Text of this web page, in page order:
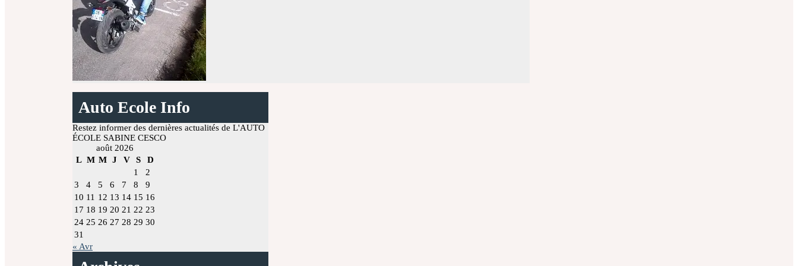
Auto Ecole Info
Restez informer des dernières actualités de L'AUTO
ÉCOLE SABINE CESCO
août 2026
L M M J V S
D
1
2
3
4 5 6 7 8
9
10 11 12 13 14 15 16
17 18 19 20 21 22 23
24 25 26 27 28 29 30
31
« Avr